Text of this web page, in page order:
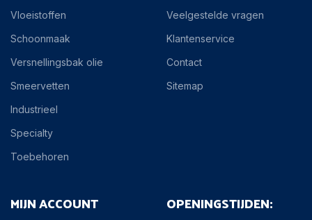
Vloeistoffen
Schoonmaak
Versnellingsbak olie
Smeervetten
Industrieel
Specialty
Toebehoren
Veelgestelde vragen
Klantenservice
Contact
Sitemap
MIJN ACCOUNT OPENINGSTIJDEN: